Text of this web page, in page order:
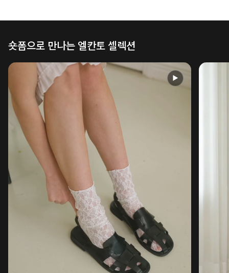
숏폼으로 만나는 엘칸토 셀렉션
▶